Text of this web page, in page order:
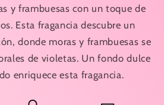
y frambuesas con un toque de
Esta fragancia descubre un
donde moras y frambuesas se
de violetas. Un fondo dulce
enriquece esta fragancia.